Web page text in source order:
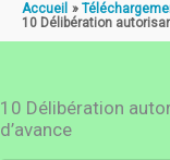
Accueil
10 Délibération
10 Délibération
d’avance